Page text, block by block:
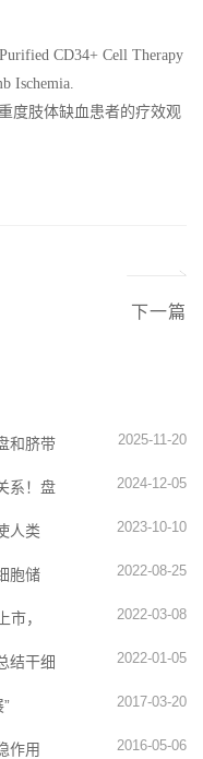
CD34+ Cell Therapy
Ischemia.
度肢体缺血患者的疗效观
下一篇
和脐带
2025-11-20
系！盘
2024-12-05
人类
2023-10-10
胞储
2022-08-25
，
2022-03-08
结干细
2022-01-05
2017-03-20
作用 2016-05-06